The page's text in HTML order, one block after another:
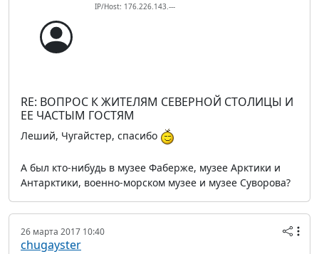
IP/Host: 176.226.143.---
RE: ВОПРОС К ЖИТЕЛЯМ СЕВЕРНОЙ СТОЛИЦЫ И
ЕЕ ЧАСТЫМ ГОСТЯМ
Леший, Чугайстер, спасибо
А был кто-нибудь в музее Фаберже, музее Арктики и
Антарктики, военно-морском музее и музее Суворова?
26 марта 2017 10:40
chugayster